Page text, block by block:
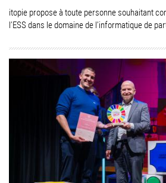
itopie propose à toute personne souhaitant
l’ESS dans le domaine de l’informatique de